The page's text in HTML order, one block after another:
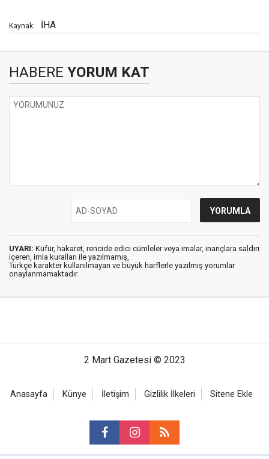
Kaynak: İHA
HABERE YORUM KAT
UYARI: Küfür, hakaret, rencide edici cümleler veya imalar, inançlara saldırı
içeren, imla kuralları ile yazılmamış,
Türkçe karakter kullanılmayan ve büyük harflerle yazılmış yorumlar
onaylanmamaktadır.
2 Mart Gazetesi © 2023
Anasayfa Künye İletişim Gizlilik İlkeleri Sitene Ekle